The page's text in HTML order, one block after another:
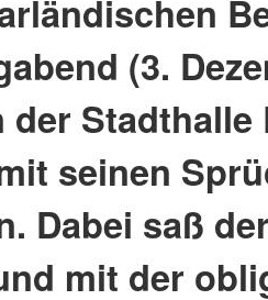
(3.
Stadthalle
seinen
Dabei saß
mit der